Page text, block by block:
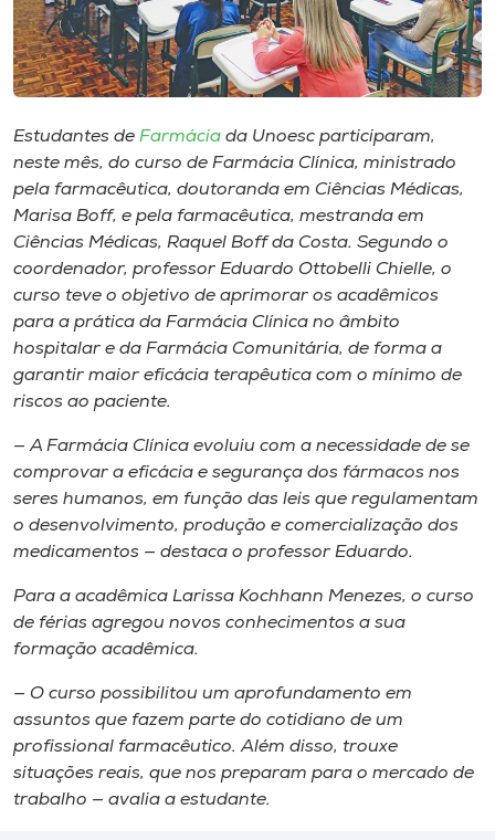
Rádio
Unoesc
Store
Selecione
Estudantes de Farmácia da Unoesc participaram,
neste mês, do curso de Farmácia Clínica, ministrado
pela farmacêutica, doutoranda em Ciências Médicas,
Marisa Boff, e pela farmacêutica, mestranda em
Ciências Médicas, Raquel Boff da Costa. Segundo o
coordenador, professor Eduardo Ottobelli Chielle, o
curso teve o objetivo de aprimorar os acadêmicos
para a prática da Farmácia Clínica no âmbito
hospitalar e da Farmácia Comunitária, de forma a
garantir maior eficácia terapêutica com o mínimo de
riscos ao paciente.
— A Farmácia Clínica evoluiu com a necessidade de se
comprovar a eficácia e segurança dos fármacos nos
seres humanos, em função das leis que regulamentam
o desenvolvimento, produção e comercialização dos
medicamentos — destaca o professor Eduardo.
Para a acadêmica Larissa Kochhann Menezes, o curso
de férias agregou novos conhecimentos a sua
formação acadêmica.
— O curso possibilitou um aprofundamento em
assuntos que fazem parte do cotidiano de um
profissional farmacêutico. Além disso, trouxe
situações reais, que nos preparam para o mercado de
trabalho — avalia a estudante.